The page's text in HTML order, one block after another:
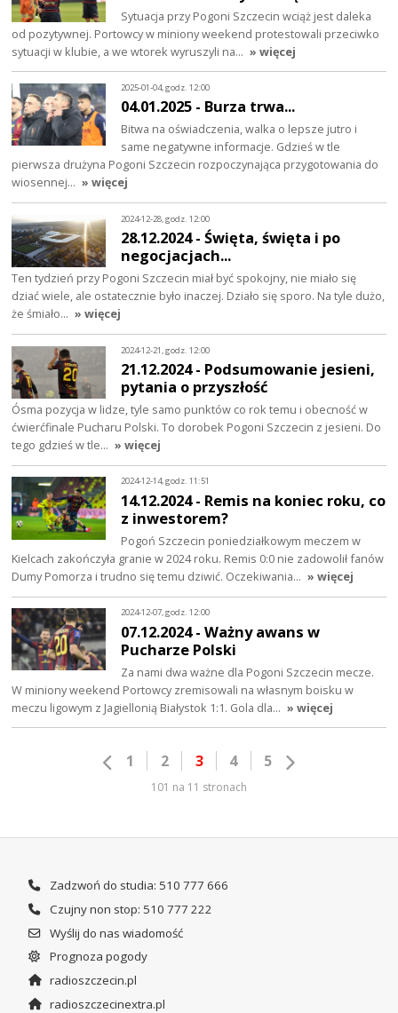
Sytuacja przy Pogoni Szczecin wciąż jest daleka
od pozytywnej. Portowcy w miniony weekend protestowali przeciwko
sytuacji w klubie, a we wtorek wyruszyli na… » więcej
2025-01-04, godz. 12:00
04.01.2025 - Burza trwa...
Bitwa na oświadczenia, walka o lepsze jutro i
same negatywne informacje. Gdzieś w tle
pierwsza drużyna Pogoni Szczecin rozpoczynająca przygotowania do
wiosennej… » więcej
2024-12-28, godz. 12:00
28.12.2024 - Święta, święta i po
negocjacjach...
Ten tydzień przy Pogoni Szczecin miał być spokojny, nie miało się
dziać wiele, ale ostatecznie było inaczej. Działo się sporo. Na tyle dużo,
że śmiało… » więcej
2024-12-21, godz. 12:00
21.12.2024 - Podsumowanie jesieni,
pytania o przyszłość
Ósma pozycja w lidze, tyle samo punktów co rok temu i obecność w
ćwierćfinale Pucharu Polski. To dorobek Pogoni Szczecin z jesieni. Do
tego gdzieś w tle… » więcej
2024-12-14, godz. 11:51
14.12.2024 - Remis na koniec roku, co
z inwestorem?
Pogoń Szczecin poniedziałkowym meczem w
Kielcach zakończyła granie w 2024 roku. Remis 0:0 nie zadowolił fanów
Dumy Pomorza i trudno się temu dziwić. Oczekiwania… » więcej
2024-12-07, godz. 12:00
07.12.2024 - Ważny awans w
Pucharze Polski
Za nami dwa ważne dla Pogoni Szczecin mecze.
W miniony weekend Portowcy zremisowali na własnym boisku w
meczu ligowym z Jagiellonią Białystok 1:1. Gola dla… » więcej
1 2 3 4 5
101 na 11 stronach
Zadzwoń do studia: 510 777 666
Czujny non stop: 510 777 222
Wyślij do nas wiadomość
Prognoza pogody
radioszczecin.pl
radioszczecinextra.pl